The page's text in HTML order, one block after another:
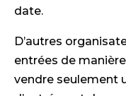
date.
D’autres
entrées de
vendre seulement